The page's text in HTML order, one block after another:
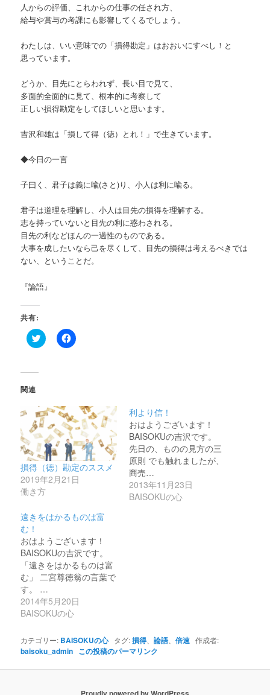
人からの評価、これからの仕事の任され方、
給与や賞与の考課にも影響してくるでしょう。
わたしは、いい意味での「損得勘定」はおおいにすべし！と
思っています。
どうか、目先にとらわれず、長い目で見て、
多面的全面的に見て、根本的に考察して
正しい損得勘定をしてほしいと思います。
吉沢和雄は「損して得（徳）とれ！」で生きています。
◆今日の一言
子曰く、君子は義に喩(さと)り、小人は利に喩る。
君子は道理を理解し、小人は目先の損得を理解する。
志を持っていないと目先の利に惑わされる。
目先の利などほんの一過性のものである。
大事を成したいなら己を尽くして、目先の損得は考えるべきでは
ない、ということだ。
『論語』
共有:
ク
リ
有
(新
し
い
ウ
ィ
ン
ド
ウ
で
開
き
Facebook
で
リ
ッ
ク
し
て
く
だ
さ
い
(新
し
ン
ド
で
開
き
ま
す)
関連
損得（徳）勘定のススメ
2019年2月21日
働き方
利より信！
おはようございます！
BAISOKUの吉沢です。
先日の、ものの見方の三
原則 でも触れましたが、
商売…
2013年11月23日
BAISOKUの心
遠きをはかるものは富
む！
おはようございます！
BAISOKUの吉沢です。
「遠きをはかるものは富
む」 二宮尊徳翁の言葉で
す。 …
2014年5月20日
BAISOKUの心
カテゴリー: BAISOKUの心タグ:損得、論語、倍速 作成者:
baisoku_admin この投稿のパーマリンク